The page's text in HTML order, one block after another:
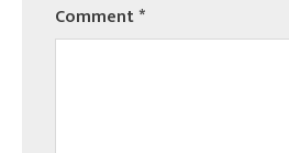
Comment*